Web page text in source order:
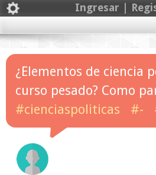
Ingresar |
¿Elementos de ciencia
curso pesado? Como
#cienciaspoliticas
#-